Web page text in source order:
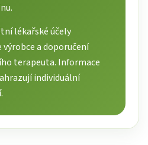
lékařské účely
a doporučení
terapeuta. Informace
individuální